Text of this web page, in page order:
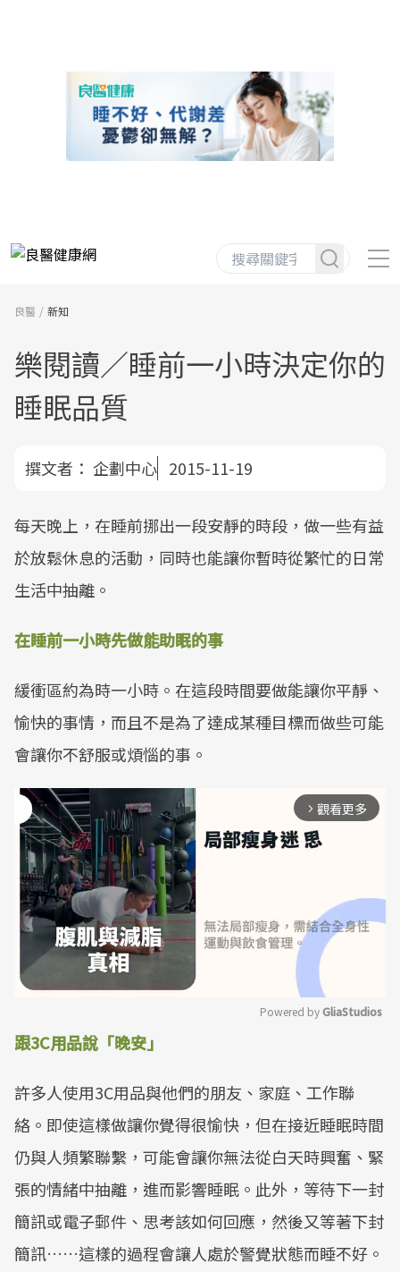
良醫 新知
樂閱讀／睡前一小時決定你的
睡眠品質
撰文者： 企劃中心 2015-11-19
每天晚上，在睡前挪出一段安靜的時段，做一些有益
於放鬆休息的活動，同時也能讓你暫時從繁忙的日常
生活中抽離。
在睡前一小時先做能助眠的事
緩衝區約為時一小時。在這段時間要做能讓你平靜、
愉快的事情，而且不是為了達成某種目標而做些可能
會讓你不舒服或煩惱的事。
arrow_forward_ios 觀看更多
Powered by GliaStudios
跟3C用品說「晚安」
許多人使用3C用品與他們的朋友、家庭、工作聯
絡。即使這樣做讓你覺得很愉快，但在接近睡眠時間
仍與人頻繁聯繫，可能會讓你無法從白天時興奮、緊
張的情緒中抽離，進而影響睡眠。此外，等待下一封
簡訊或電子郵件、思考該如何回應，然後又等著下封
簡訊……這樣的過程會讓人處於警覺狀態而睡不好。